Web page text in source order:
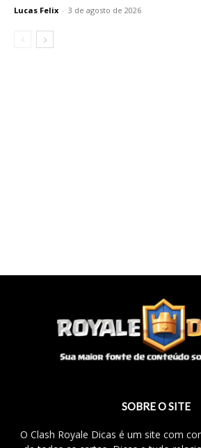
Lucas Felix - 3 de agosto de 2026
SOBRE O SITE
O Clash Royale Dicas é um site com